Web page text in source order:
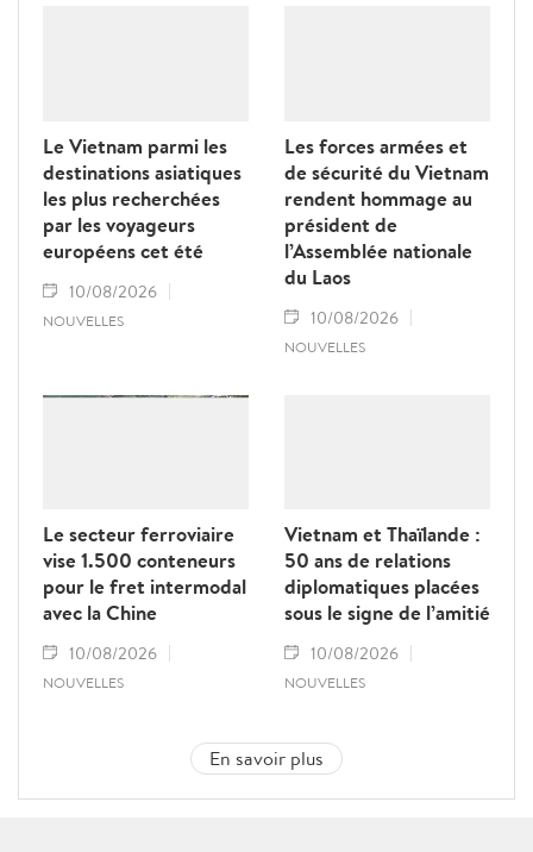
Le Vietnam parmi les
destinations asiatiques
les plus recherchées
par les voyageurs
européens cet été
10/08/2026
NOUVELLES
Les forces armées et
de sécurité du Vietnam
rendent hommage au
président de
l’Assemblée nationale
du Laos
10/08/2026
NOUVELLES
Le secteur ferroviaire
vise 1.500 conteneurs
pour le fret intermodal
avec la Chine
10/08/2026
NOUVELLES
Vietnam et Thaïlande :
50 ans de relations
diplomatiques placées
sous le signe de l’amitié
10/08/2026
NOUVELLES
En savoir plus